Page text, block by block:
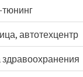
автотехцентр